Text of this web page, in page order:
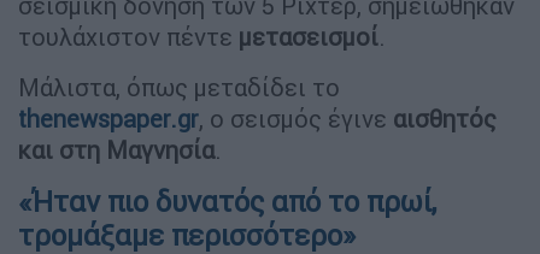
τουλάχιστον πέντε μετασεισμοί.
Μάλιστα, όπως μεταδίδει το
thenewspaper.gr, ο σεισμός έγινε αισθητός
και στη Μαγνησία.
«Ήταν πιο δυνατός από το πρωί,
τρομάξαμε περισσότερο»